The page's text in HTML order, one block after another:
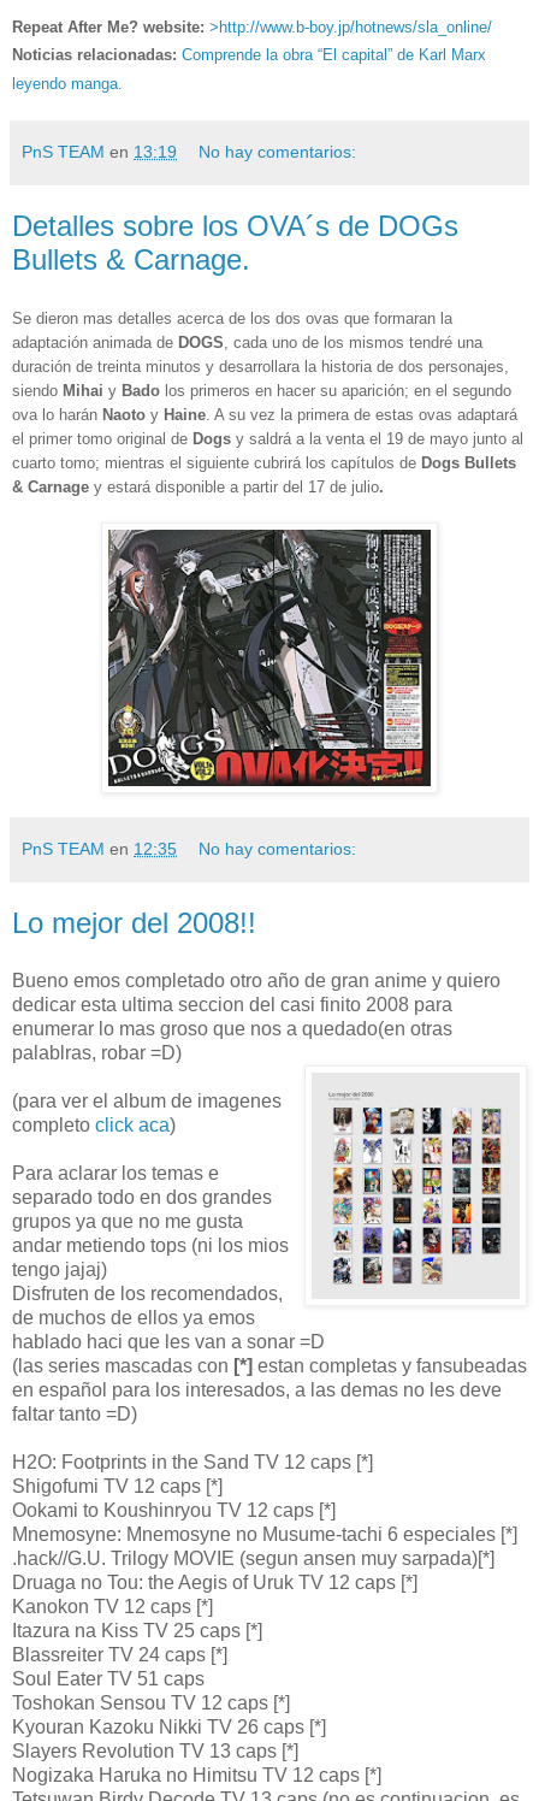
Repeat After Me? website: >http://www.b-boy.jp/hotnews/sla_online/
Noticias relacionadas: Comprende la obra “El capital” de Karl Marx
leyendo manga.
PnS TEAM en 13:19 No hay comentarios:
Detalles sobre los OVA´s de DOGs
Bullets & Carnage.
Se dieron mas detalles acerca de los dos ovas que formaran la
adaptación animada de DOGS , cada uno de los mismos tendré una
duración de treinta minutos y desarrollara la historia de dos personajes,
siendo Mihai y Bado los primeros en hacer su aparición; en el segundo
ova lo harán Naoto y Haine . A su vez la primera de estas ovas adaptará
el primer tomo original de Dogs y saldrá a la venta el 19 de mayo junto al
cuarto tomo; mientras el siguiente cubrirá los capítulos de Dogs Bullets
& Carnage y estará disponible a partir del 17 de julio.
PnS TEAM en 12:35 No hay comentarios:
Lo mejor del 2008!!
Bueno emos completado otro año de gran anime y quiero
dedicar esta ultima seccion del casi finito 2008 para
enumerar lo mas groso que nos a quedado(en otras
palablras, robar =D)
(para ver el album de imagenes
completo click aca)
Para aclarar los temas e
separado todo en dos grandes
grupos ya que no me gusta
andar metiendo tops (ni los mios
tengo jajaj)
Disfruten de los recomendados,
de muchos de ellos ya emos
hablado haci que les van a sonar =D
(las series mascadas con [*] estan completas y fansubeadas
en español para los interesados, a las demas no les deve
faltar tanto =D)
H2O: Footprints in the Sand TV 12 caps [*]
Shigofumi TV 12 caps [*]
Ookami to Koushinryou TV 12 caps [*]
Mnemosyne: Mnemosyne no Musume-tachi 6 especiales [*]
.hack//G.U. Trilogy MOVIE (segun ansen muy sarpada)[*]
Druaga no Tou: the Aegis of Uruk TV 12 caps [*]
Kanokon TV 12 caps [*]
Itazura na Kiss TV 25 caps [*]
Blassreiter TV 24 caps [*]
Soul Eater TV 51 caps
Toshokan Sensou TV 12 caps [*]
Kyouran Kazoku Nikki TV 26 caps [*]
Slayers Revolution TV 13 caps [*]
Nogizaka Haruka no Himitsu TV 12 caps [*]